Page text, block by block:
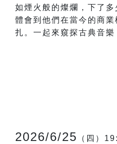
如煙火般的燦爛，下了多
體會到他們在當今的商
扎。一起來窺探古典音樂
2026/6/25 （四）